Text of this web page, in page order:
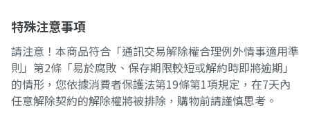
特殊注意事項
請注意！本商品符合「通訊交易解除權合理例外情事適用準
則」第2條「易於腐敗、保存期限較短或解約時即將逾期」
的情形，您依據消費者保護法第19條第1項規定，在7天內
任意解除契約的解除權將被排除，購物前請謹慎思考。